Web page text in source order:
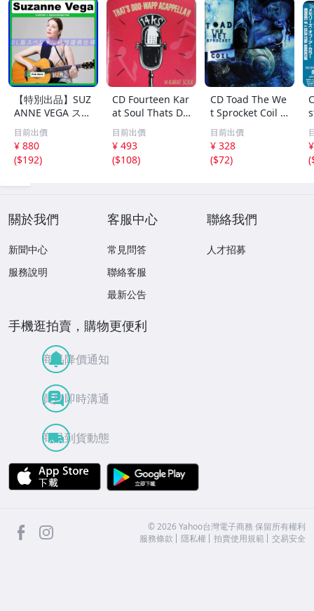
【特別出品】SUZ
ANNE VEGA スザ
ンヌ・ヴェガ 精
選集 100歌 音楽D
L(MP3CD)☆
目前出價
¥ 880
($192)
CD Fourteen Kar
at Soul Thats Do
o-Wapp Acappel
la PCCY00374 Ca
nyon Internatio
nal /00110
目前出價
¥ 493
($108)
CD Toad The We
t Sprocket Coil C
K67862 Columbi
a /00110
目前出價
¥ 328
($72)
(
關於我們
新聞中心
服務說明
客服中心
常見問答
聯絡客服
最新公告
聯絡我們
人才招募
手機逛拍賣，購物更便利
商品降價通知
買賣即時溝通
商品到貨動態
APP Store
facebook ©2026 Yahoo台灣電子商務 保留所有權利
服務條款
隱私權 拍賣使用規範 交易安全